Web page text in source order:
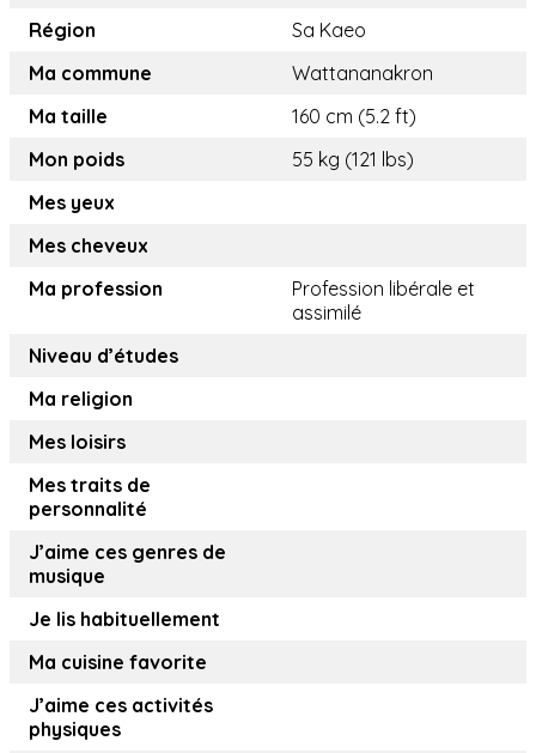
Région
Sa Kaeo
Ma commune
Wattananakron
Ma taille
160 cm (5.2 ft)
Mon poids
55 kg (121 lbs)
Mes yeux
Mes cheveux
Ma profession
Profession libérale et
assimilé
Niveau d’études
Ma religion
Mes loisirs
Mes traits de
personnalité
J’aime ces genres de
musique
Je lis habituellement
Ma cuisine favorite
J’aime ces activités
physiques